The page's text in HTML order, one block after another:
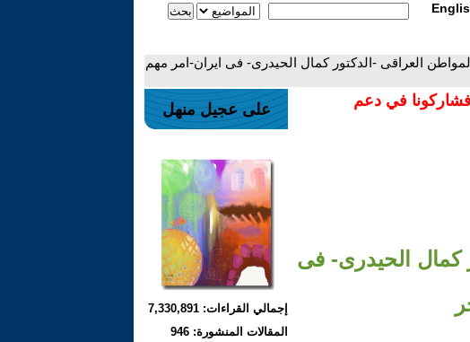
العراقى -الدكتور كمال الحيدرى- فى ايران-امر مهم
فشاركونا في دعم
كمال الحيدرى- فى
على عجيل منهل
إجمالي القراءات: 7,330,891
المقالات المنشورة: 946